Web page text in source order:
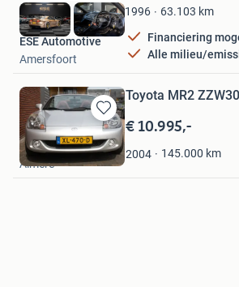
Favorieten1996 63.103 km
Financiering
Alle milieu/
ESE Automotive
Amersfoort
Bewaren
in
Mijn
Favorieten
Toyota MR2
€ 10.995,-
2004 145.000 km
Henk
Almere